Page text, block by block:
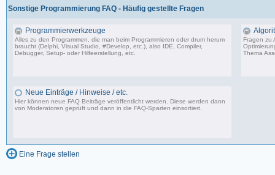
Sonstige Programmierung FAQ - Häufig gestellte Fragen
Programmierwerkzeuge
Alles zu den Programmen, die man beim Programmieren oder drum herum
braucht (Delphi, Visual Studio, #Develop, etc.), also IDE, Compiler,
Debugger, Setup- oder Hilfeerstellung, etc.
Fragen zu
Thema
Neue Einträge / Hinweise / etc.
Hier können neue FAQ Beiträge veröffentlicht werden. Diese werden dann
von Moderatoren geprüft und dann in die FAQ-Sparten einsortiert.
Eine Frage stellen